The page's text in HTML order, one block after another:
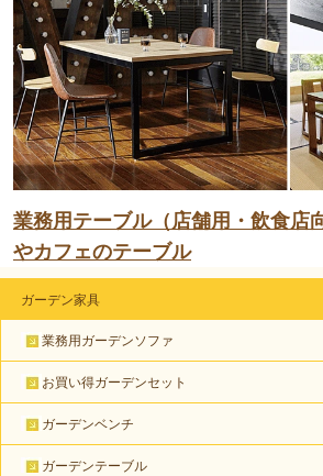
業務用テーブル（店舗用・飲食店
やカフェのテーブル
ガーデン家具
業務用ガーデンソファ
お買い得ガーデンセット
ガーデンベンチ
ガーデンテーブル